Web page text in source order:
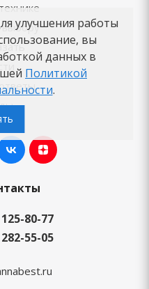
80-77
55-05
улучшения работы
вы
данных в
Политикой
.